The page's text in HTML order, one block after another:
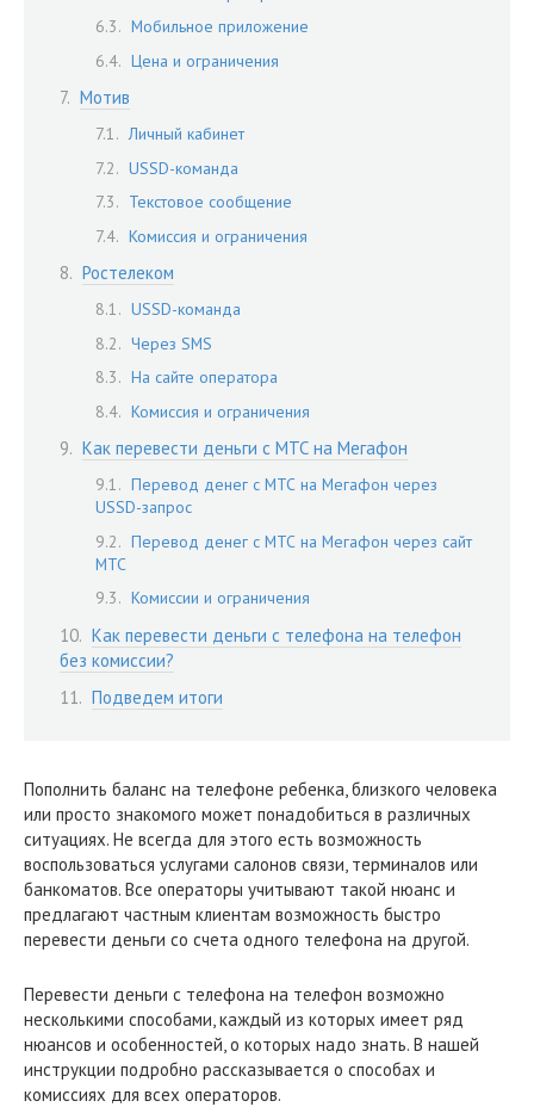
Мобильное приложение
Цена и ограничения
Мотив
Личный кабинет
USSD-команда
Текстовое сообщение
Комиссия и ограничения
Ростелеком
USSD-команда
Через SMS
На сайте оператора
Комиссия и ограничения
Как перевести деньги с МТС на Мегафон
Перевод денег с МТС на Мегафон через
USSD-запрос
Перевод денег с МТС на Мегафон через сайт
МТС
Комиссии и ограничения
Как перевести деньги с телефона на телефон
без комиссии?
Подведем итоги
Пополнить баланс на телефоне ребенка, близкого человека
или просто знакомого может понадобиться в различных
ситуациях. Не всегда для этого есть возможность
воспользоваться услугами салонов связи, терминалов или
банкоматов. Все операторы учитывают такой нюанс и
предлагают частным клиентам возможность быстро
перевести деньги со счета одного телефона на другой.
Перевести деньги с телефона на телефон возможно
несколькими способами, каждый из которых имеет ряд
нюансов и особенностей, о которых надо знать. В нашей
инструкции подробно рассказывается о способах и
комиссиях для всех операторов.